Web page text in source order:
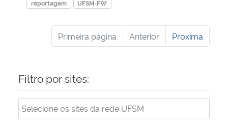
reportagem
UFSM-FW
Primeira página Anterior Próxima
Filtro por sites: